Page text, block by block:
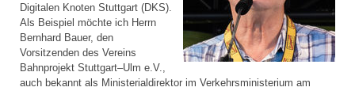
Digitalen Knoten Stuttgart (DKS).
Als Beispiel möchte ich Herrn
Bernhard Bauer, den
Vorsitzenden des Vereins
Bahnprojekt Stuttgart–Ulm e.V.,
auch bekannt als Ministerial­direktor im Verkehrsministerium am